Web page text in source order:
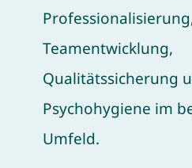
Teamentwicklung,
Qualitätssicherung
Psychohygiene im
Umfeld.